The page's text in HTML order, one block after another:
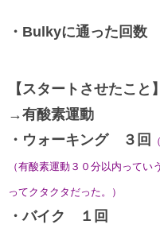
・Bulkyに通った回数
【スタートさせたこと】
→有酸素運動
・ウォーキング ３回
（有酸素運動３０分以内って
ってクタクタだった。）
・バイク １回